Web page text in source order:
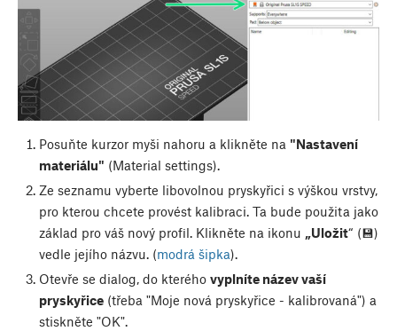
Posuňte kurzor myši nahoru a klikněte na "Nastavení
materiálu" (Material settings).
Ze seznamu vyberte libovolnou pryskyřici s výškou vrstvy,
pro kterou chcete provést kalibraci. Ta bude použita jako
základ pro váš nový profil. Klikněte na ikonu „Uložit“ (💾)
vedle jejího názvu. (modrá šipka).
Otevře se dialog, do kterého vyplníte název vaší
pryskyřice(třeba "Moje nová pryskyřice - kalibrovaná") a
stiskněte "OK".